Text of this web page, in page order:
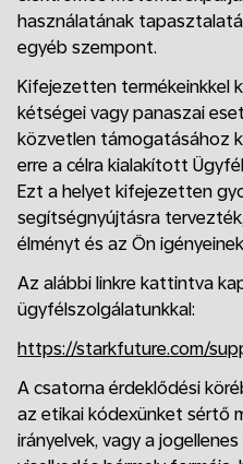
használatának
egyéb szempont.
Kifejezetten termékeinkkel
kétségei vagy panaszai
közvetlen támogatásához
erre a célra kialakított
Ezt a helyet kifejezetten
segítségnyújtásra
élményt és az Ön
Az alábbi linkre kattintva
ügyfélszolgálatunkkal:
https://starkfuture.com/
A csatorna érdeklődési
az etikai kódexünket sértő
irányelvek, vagy a